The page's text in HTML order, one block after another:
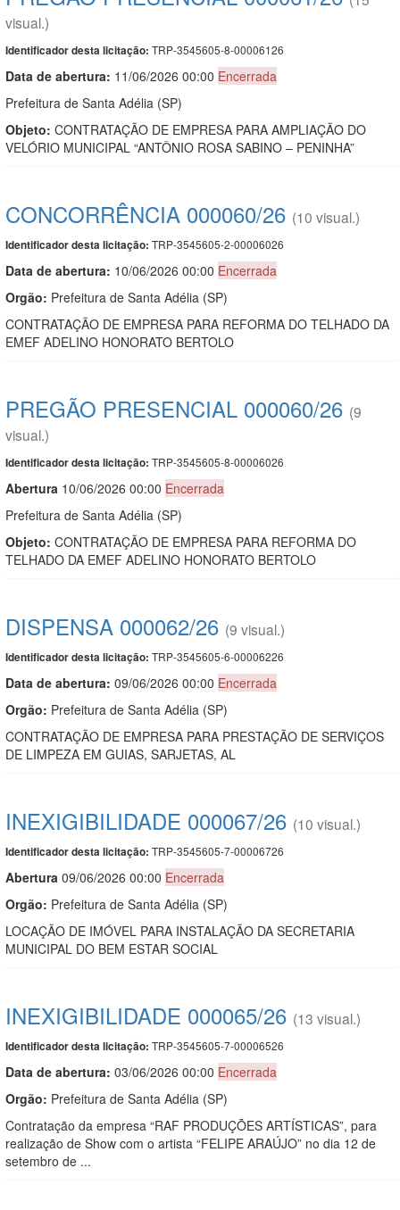
visual.)
Identificador desta licitação: TRP-3545605-8-00006126
Data de abertura: 11/06/2026 00:00 Encerrada
Prefeitura de Santa Adélia (SP)
Objeto: CONTRATAÇÃO DE EMPRESA PARA AMPLIAÇÃO DO
VELÓRIO MUNICIPAL “ANTÔNIO ROSA SABINO – PENINHA”
CONCORRÊNCIA 000060/26 (10 visual.)
Identificador desta licitação: TRP-3545605-2-00006026
Data de abertura: 10/06/2026 00:00 Encerrada
Orgão: Prefeitura de Santa Adélia (SP)
CONTRATAÇÃO DE EMPRESA PARA REFORMA DO TELHADO DA
EMEF ADELINO HONORATO BERTOLO
PREGÃO PRESENCIAL 000060/26 (9
visual.)
Identificador desta licitação: TRP-3545605-8-00006026
Abertura 10/06/2026 00:00 Encerrada
Prefeitura de Santa Adélia (SP)
Objeto: CONTRATAÇÃO DE EMPRESA PARA REFORMA DO
TELHADO DA EMEF ADELINO HONORATO BERTOLO
DISPENSA 000062/26 (9 visual.)
Identificador desta licitação: TRP-3545605-6-00006226
Data de abertura: 09/06/2026 00:00 Encerrada
Orgão: Prefeitura de Santa Adélia (SP)
CONTRATAÇÃO DE EMPRESA PARA PRESTAÇÃO DE SERVIÇOS
DE LIMPEZA EM GUIAS, SARJETAS, AL
INEXIGIBILIDADE 000067/26 (10 visual.)
Identificador desta licitação: TRP-3545605-7-00006726
Abertura 09/06/2026 00:00 Encerrada
Orgão: Prefeitura de Santa Adélia (SP)
LOCAÇÃO DE IMÓVEL PARA INSTALAÇÃO DA SECRETARIA
MUNICIPAL DO BEM ESTAR SOCIAL
INEXIGIBILIDADE 000065/26 (13 visual.)
Identificador desta licitação: TRP-3545605-7-00006526
Data de abertura: 03/06/2026 00:00 Encerrada
Orgão: Prefeitura de Santa Adélia (SP)
Contratação da empresa “RAF PRODUÇÕES ARTÍSTICAS”, para
realização de Show com o artista “FELIPE ARAÚJO” no dia 12 de
setembro de ...